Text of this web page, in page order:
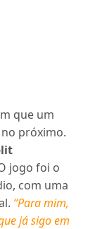
que um
próximo.
jogo foi o
com uma
“Para mim,
já sigo em